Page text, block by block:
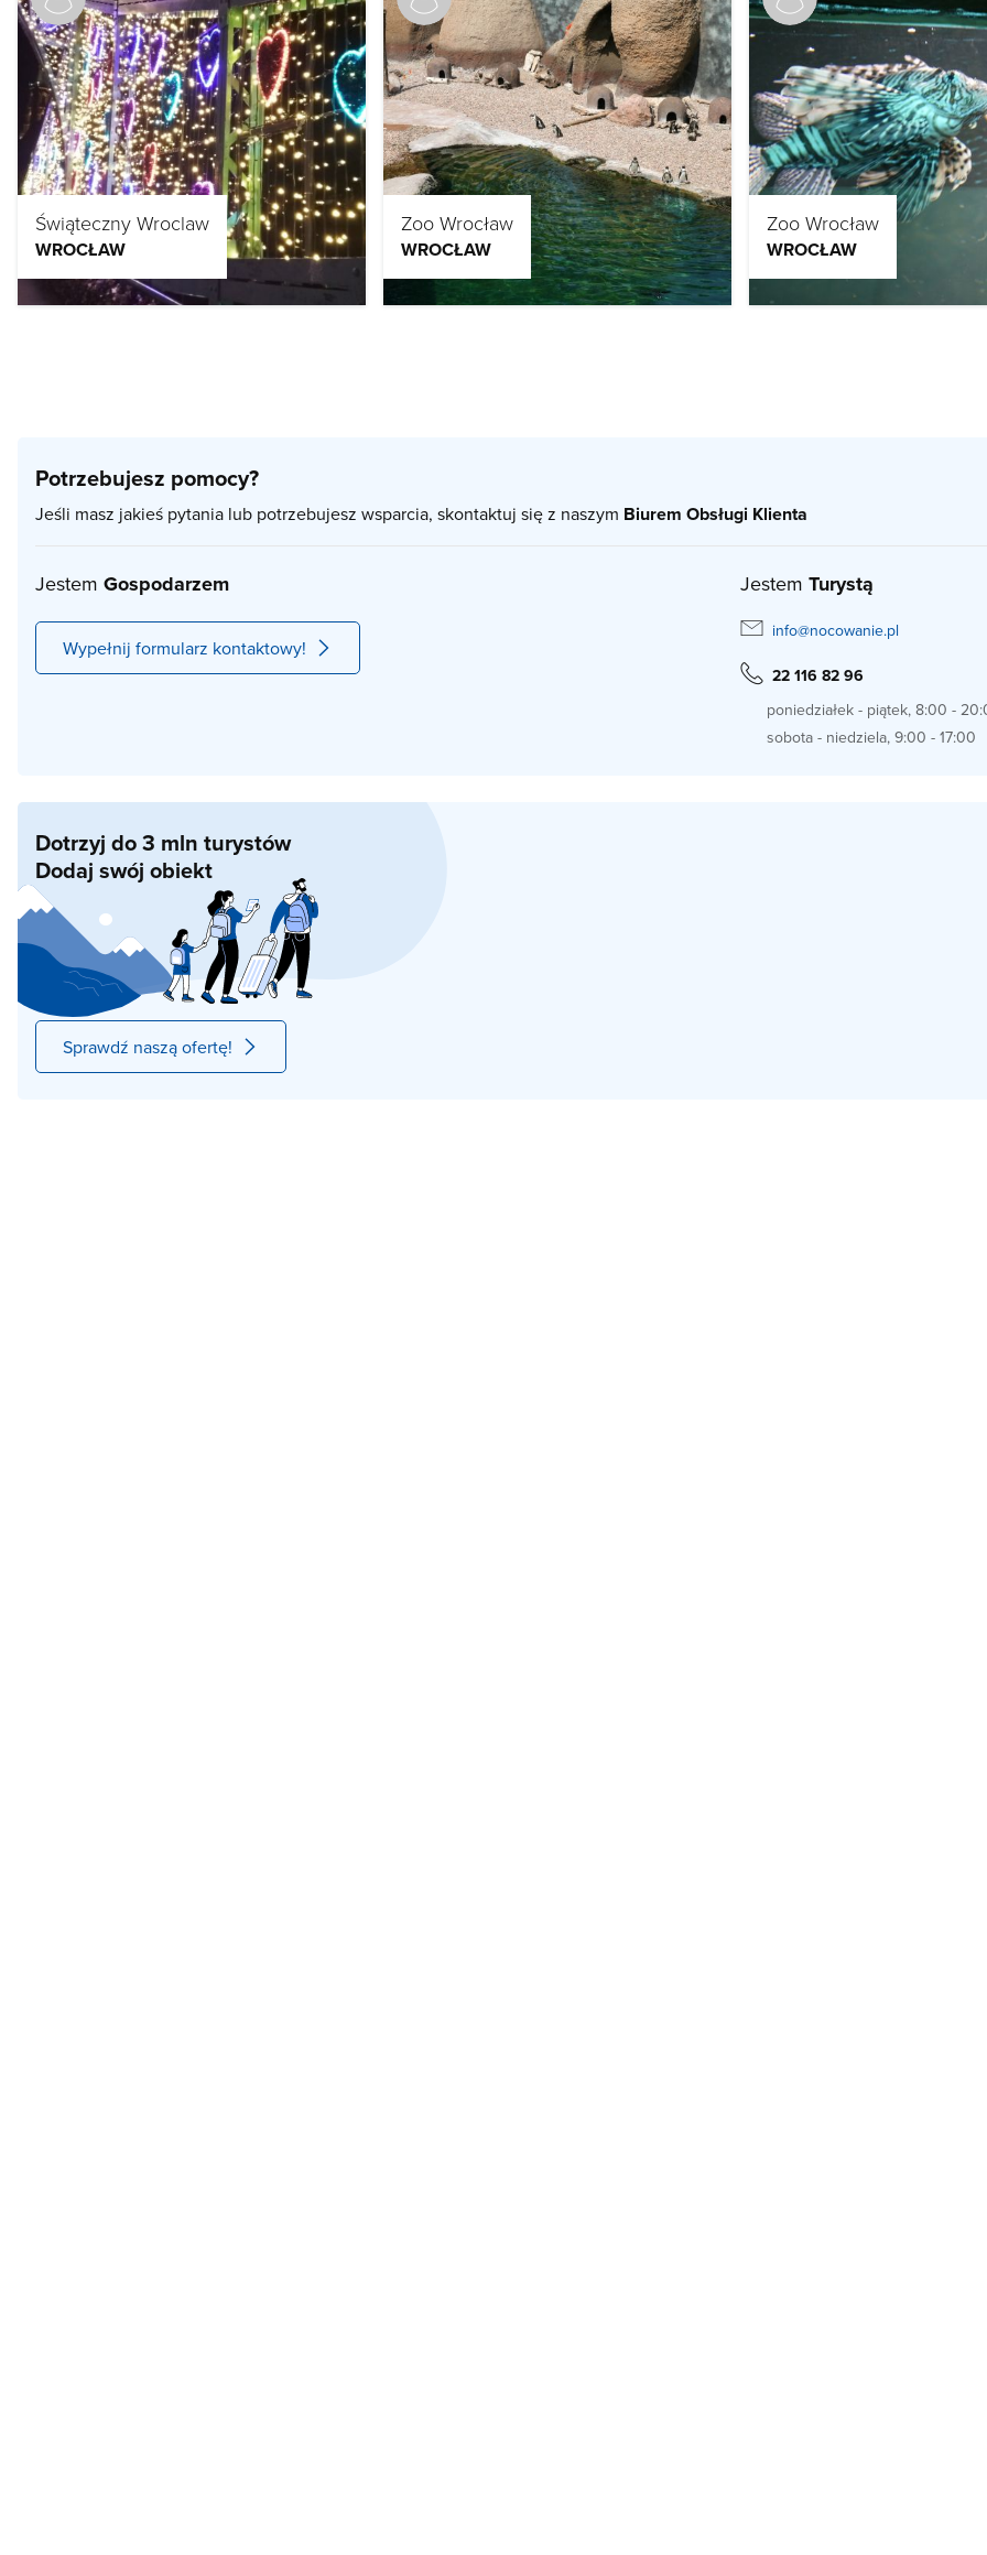
Świąteczny Wroclaw
WROCŁAW
Zoo Wrocław
WROCŁAW
Zoo Wrocław
WROCŁAW
Potrzebujesz pomocy?
Jeśli masz jakieś pytania lub potrzebujesz wsparcia, skontaktuj się z naszym Biurem Obsługi Klienta
Jestem Gospodarzem
Wypełnij formularz kontaktowy!
Jestem Turystą
info@nocowanie.pl
22 116 82 96
poniedziałek - piątek, 8:00 -
sobota - niedziela, 9:00 - 17:00
Dotrzyj do 3 mln turystów
Dodaj swój obiekt
Sprawdź naszą ofertę!